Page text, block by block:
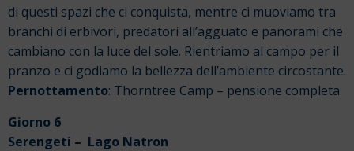
di questi spazi che ci conquista, mentre ci muoviamo tra
branchi di erbivori, predatori all’agguato e panorami che
cambiano con la luce del sole. Rientriamo al campo per il
pranzo e ci godiamo la bellezza dell’ambiente circostante.
Pernottamento: Thorntree Camp – pensione completa
Giorno 6
Serengeti – Lago Natron